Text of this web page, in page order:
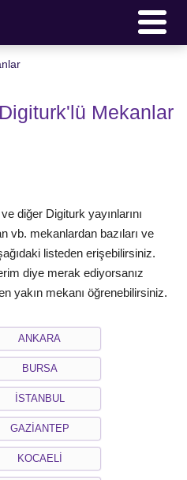
Mekanlar
diğer Digiturk yayınlarını
vb. mekanlardan bazıları ve
listeden erişebilirsiniz.
diye merak ediyorsanız
yakın mekanı öğrenebilirsiniz.
ANKARA
BURSA
İSTANBUL
GAZİANTEP
KOCAELİ